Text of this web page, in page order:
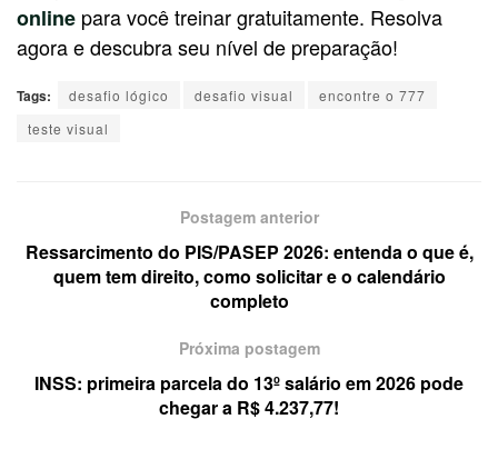
online para você treinar gratuitamente. Resolva
agora e descubra seu nível de preparação!
Tags: desafio lógico desafio visual
encontre o 777
teste visual
Postagem anterior
Ressarcimento do PIS/PASEP 2026: entenda o que é,
quem tem direito, como solicitar e o calendário
completo
Próxima postagem
INSS: primeira parcela do 13º salário em 2026 pode
chegar a R$ 4.237,77!